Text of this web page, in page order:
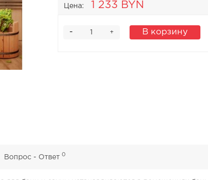
Цена: 1 233 BYN
+
- В корзину
Вопрос - Ответ 0